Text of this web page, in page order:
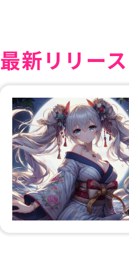
最新リリース